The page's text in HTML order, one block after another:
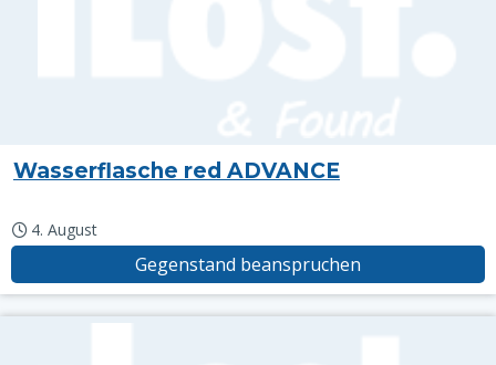
Wasserflasche red ADVANCE
4. August
Gegenstand beanspruchen